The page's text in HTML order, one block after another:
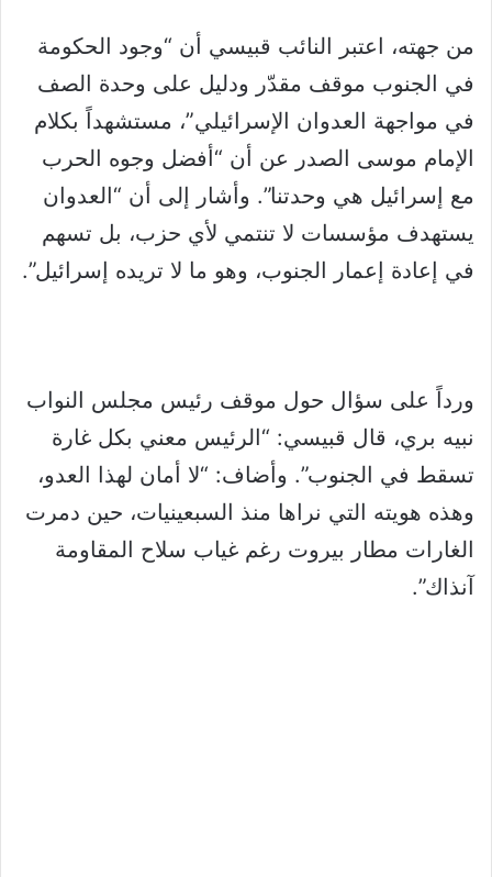
من جهته، اعتبر النائب قبيسي أن “وجود الحكومة
في الجنوب موقف مقدّر ودليل على وحدة الصف
في مواجهة العدوان الإسرائيلي”، مستشهداً بكلام
الإمام موسى الصدر عن أن “أفضل وجوه الحرب
مع إسرائيل هي وحدتنا”. وأشار إلى أن “العدوان
يستهدف مؤسسات لا تنتمي لأي حزب، بل تسهم
في إعادة إعمار الجنوب، وهو ما لا تريده إسرائيل”.
ورداً على سؤال حول موقف رئيس مجلس النواب
نبيه بري، قال قبيسي: “الرئيس معني بكل غارة
تسقط في الجنوب”. وأضاف: “لا أمان لهذا العدو،
وهذه هويته التي نراها منذ السبعينيات، حين دمرت
الغارات مطار بيروت رغم غياب سلاح المقاومة
آنذاك”.